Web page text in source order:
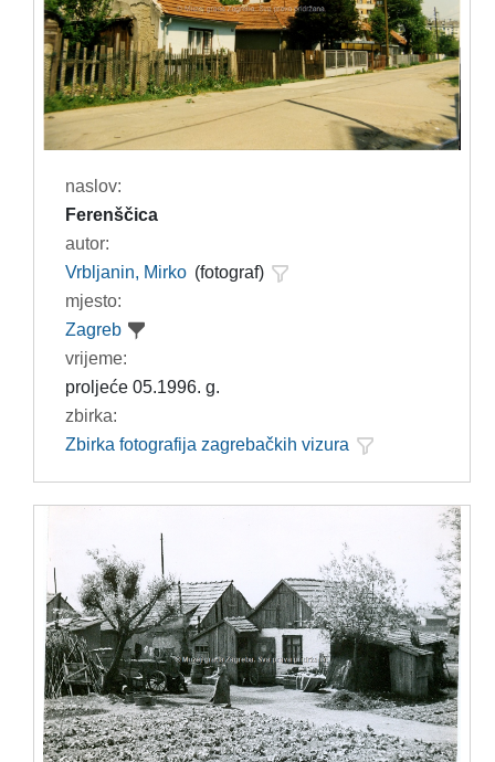
naslov:
Ferenščica
autor:
Vrbljanin, Mirko (fotograf)
mjesto:
Zagreb
vrijeme:
proljeće 05.1996. g.
zbirka:
Zbirka fotografija zagrebačkih vizura